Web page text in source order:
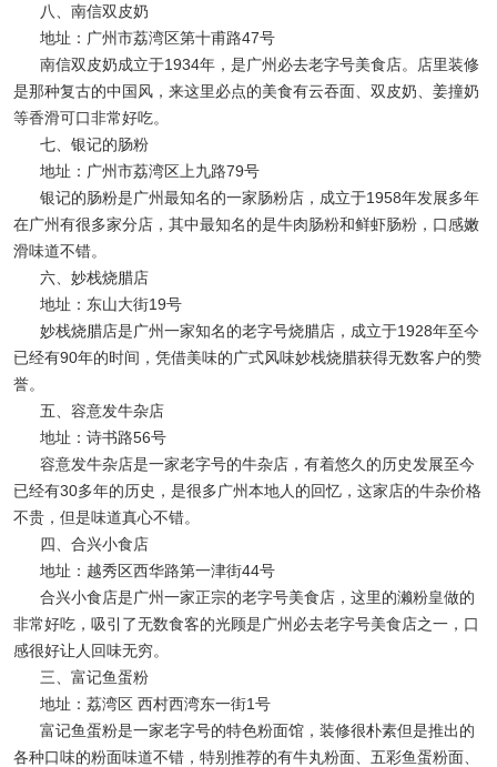
八、南信双皮奶
地址：广州市荔湾区第十甫路47号
南信双皮奶成立于1934年，是广州必去老字号美食店。店里装修
是那种复古的中国风，来这里必点的美食有云吞面、双皮奶、姜撞奶
等香滑可口非常好吃。
七、银记的肠粉
地址：广州市荔湾区上九路79号
银记的肠粉是广州最知名的一家肠粉店，成立于1958年发展多年
在广州有很多家分店，其中最知名的是牛肉肠粉和鲜虾肠粉，口感嫩
滑味道不错。
六、妙栈烧腊店
地址：东山大街19号
妙栈烧腊店是广州一家知名的老字号烧腊店，成立于1928年至今
已经有90年的时间，凭借美味的广式风味妙栈烧腊获得无数客户的赞
誉。
五、容意发牛杂店
地址：诗书路56号
容意发牛杂店是一家老字号的牛杂店，有着悠久的历史发展至今
已经有30多年的历史，是很多广州本地人的回忆，这家店的牛杂价格
不贵，但是味道真心不错。
四、合兴小食店
地址：越秀区西华路第一津街44号
合兴小食店是广州一家正宗的老字号美食店，这里的濑粉皇做的
非常好吃，吸引了无数食客的光顾是广州必去老字号美食店之一，口
感很好让人回味无穷。
三、富记鱼蛋粉
地址：荔湾区 西村西湾东一街1号
富记鱼蛋粉是一家老字号的特色粉面馆，装修很朴素但是推出的
各种口味的粉面味道不错，特别推荐的有牛丸粉面、五彩鱼蛋粉面、